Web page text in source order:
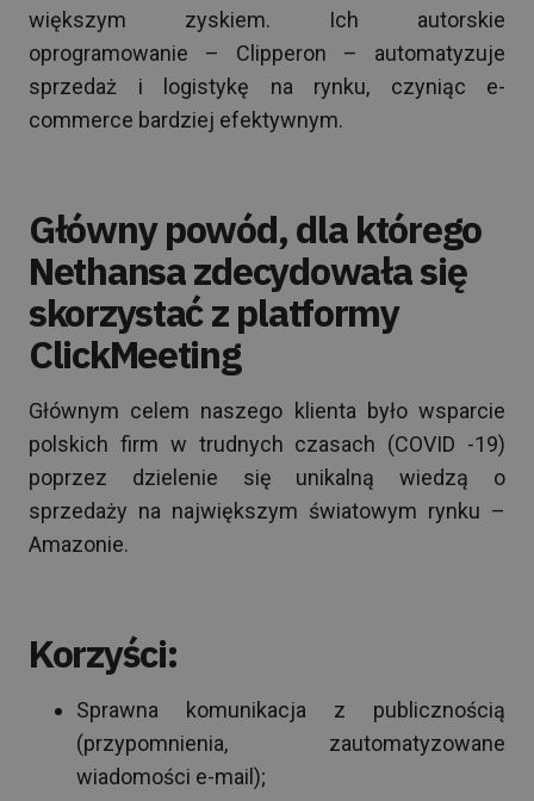
większym zyskiem. Ich autorskie
oprogramowanie – Clipperon – automatyzuje
sprzedaż i logistykę na rynku, czyniąc e-
commerce bardziej efektywnym.
Główny powód, dla którego
Nethansa zdecydowała się
skorzystać z platformy
ClickMeeting
Głównym celem naszego klienta było wsparcie
polskich firm w trudnych czasach (COVID -19)
poprzez dzielenie się unikalną wiedzą o
sprzedaży na największym światowym rynku –
Amazonie.
Korzyści:
Sprawna komunikacja z publicznością
(przypomnienia, zautomatyzowane
wiadomości e-mail);